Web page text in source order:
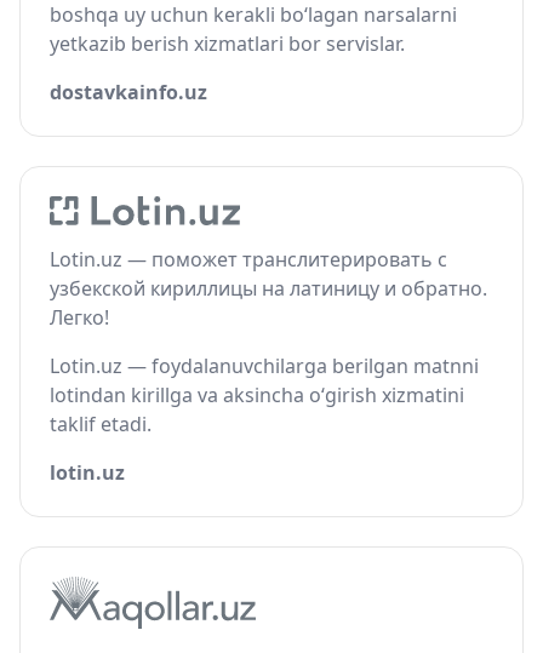
boshqa uy uchun kerakli bo‘lagan narsalarni
yetkazib berish xizmatlari bor servislar.
dostavkainfo.uz
Lotin.uz — поможет транслитерировать с
узбекской кириллицы на латиницу и обратно.
Легко!
Lotin.uz — foydalanuvchilarga berilgan matnni
lotindan kirillga va aksincha o‘girish xizmatini
taklif etadi.
lotin.uz